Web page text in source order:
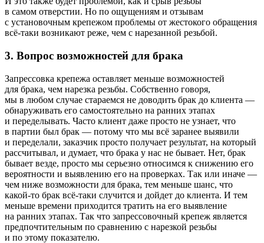
в самом отверстии. Но по ощущениям и отзывам
с установочным крепежом проблемы от жестокого обращения
всё‑таки возникают реже, чем с нарезанной резьбой.
3. Вопрос возможностей для брака
Запрессовка крепежа оставляет меньше возможностей
для брака, чем нарезка резьбы. Собственно говоря,
мы в любом случае стараемся не доводить брак до клиента —
обнаруживать его самостоятельно на ранних этапах
и переделывать. Часто клиент даже просто не узнает, что
в партии был брак — потому что мы всё заранее выявили
и переделали, заказчик просто получает результат, на который
рассчитывал, и думает, что брака у нас не бывает. Нет, брак
бывает везде, просто мы серьезно относимся к снижению его
вероятности и выявлению его на проверках. Так или иначе —
чем ниже возможности для брака, тем меньше шанс, что
какой‑то брак всё‑таки случится и дойдет до клиента. И тем
меньше времени приходится тратить на его выявление
на ранних этапах. Так что запрессовочный крепеж является
предпочтительным по сравнению с нарезкой резьбы
и по этому показателю.